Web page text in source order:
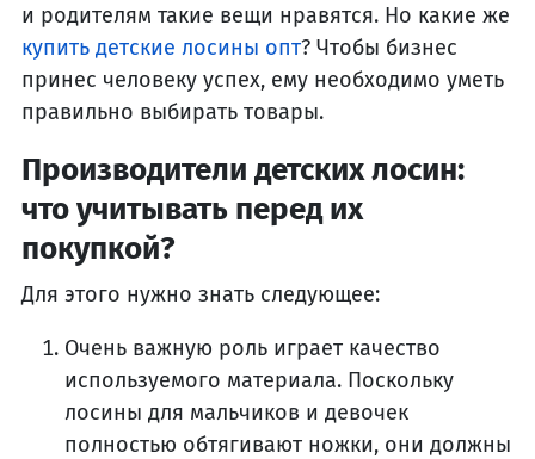
и родителям такие вещи нравятся. Но какие же
купить детские лосины опт? Чтобы бизнес
принес человеку успех, ему необходимо уметь
правильно выбирать товары.
Производители детских лосин:
что учитывать перед их
покупкой?
Для этого нужно знать следующее:
Очень важную роль играет качество
используемого материала. Поскольку
лосины для мальчиков и девочек
полностью обтягивают ножки, они должны